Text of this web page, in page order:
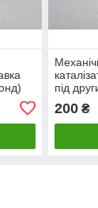
під
(Сітроен)
200₴